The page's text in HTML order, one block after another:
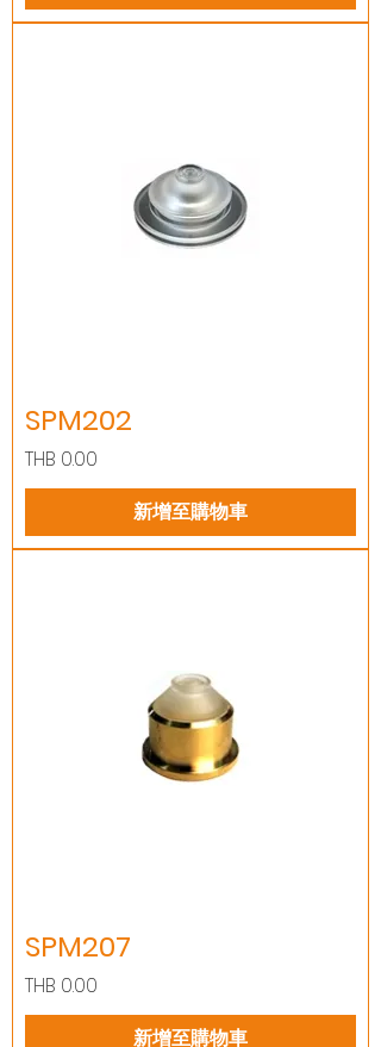
SPM202
價格
THB 0.00
新增至購物車
SPM207
價格
THB 0.00
新增至購物車